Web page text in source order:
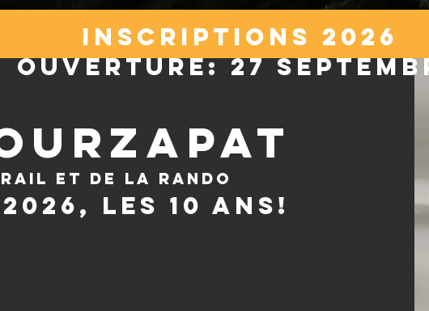
et de la rando
les 10 ans!
Inscriptions 2026
ouverture: 27